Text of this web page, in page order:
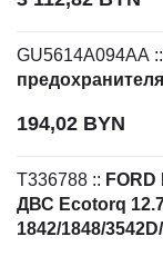
GU5614A094AA ::
194,02 BYN
T336788 ::
ДВС Ecotorq
1842/1848/